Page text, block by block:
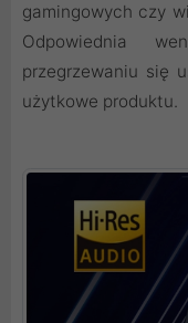
gamingowych czy
Odpowiednia
przegrzewaniu się
użytkowe produktu.